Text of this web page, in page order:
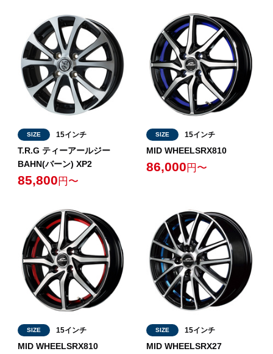
SIZE 15インチ
T.R.G ティーアールジー
BAHN(バーン) XP2
85,800 円〜
SIZE 15インチ
MID WHEELSRX810
86,000 円〜
SIZE 15インチ
MID WHEELSRX810
SIZE 15インチ
MID WHEELSRX27